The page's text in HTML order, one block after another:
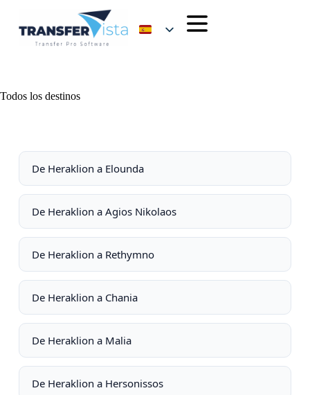
Todos los destinos
De Heraklion a Elounda
De Heraklion a Agios Nikolaos
De Heraklion a Rethymno
De Heraklion a Chania
De Heraklion a Malia
De Heraklion a Hersonissos